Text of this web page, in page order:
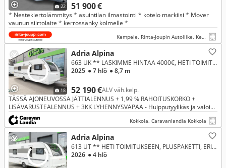
22 51 900 €
* Nestekiertolämmitys * asuintilan ilmastointi * kotelo markiisi * Mover
vaunun siirtolaite * kerrossänky kolmelle *
Kempele, Rinta-Joupin Autoliike, Kempele
18
Adria Alpina
52 190 €ALV väh.kelp.
663 UK ** LASKIMME HINTAA 4000€, HETI TOIMITUKSEEN, PLUSPAKETTI, ALDE, KERROSVUOTEET **
2025 ● 7 hlö ● 8,7 m
TÄSSÄ AJONEUVOSSA JÄTTIALENNUS + 1,99 % RAHOITUSKORKO +
LISÄVARUSTEALENNUS + 3KK LYHENNYSVAPAA - Huipputyylikäs ja valoisa
Adria miellyttävällä pohjaratkaisulla. Vaunu soveltuu loistavasti esim. lapsi
Kokkola, Caravanlandia Kokkola
Adria Alpina
613 UT ** HETI TOIMITUKSEEN, PLUSPAKETTI, ERILLISVUOTEET, TAKA-WC **
2026 ● 4 hlö